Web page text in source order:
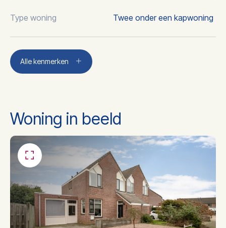
Type woning Twee onder een kapwoning
Aantal kamers
Badkamer voorzieningen Toilet, douche, wastafel
Isolatie
Dakisolatie, muurisolatie,
vloerisolatie, dubbel glas
Alle kenmerken
Woning in beeld